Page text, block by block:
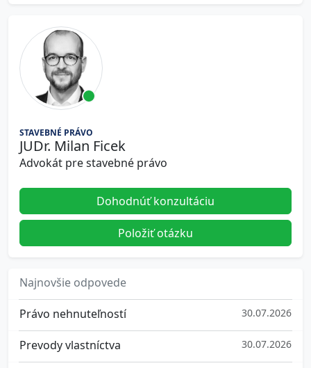
STAVEBNÉ PRÁVO
JUDr. Milan Ficek
Advokát pre stavebné právo
Dohodnúť konzultáciu
Položiť otázku
Najnovšie odpovede
Právo nehnuteľností 30.07.2026
Prevody vlastníctva 30.07.2026